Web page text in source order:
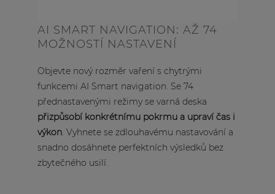
AI SMART NAVIGATION: AŽ 74
MOŽNOSTÍ NASTAVENÍ
Objevte nový rozměr vaření s chytrými
funkcemi AI Smart navigation. Se 74
přednastavenými režimy se varná deska
přizpůsobí konkrétnímu pokrmu a upraví čas i
výkon. Vyhnete se zdlouhavému nastavování a
snadno dosáhnete perfektních výsledků bez
zbytečného usilí.